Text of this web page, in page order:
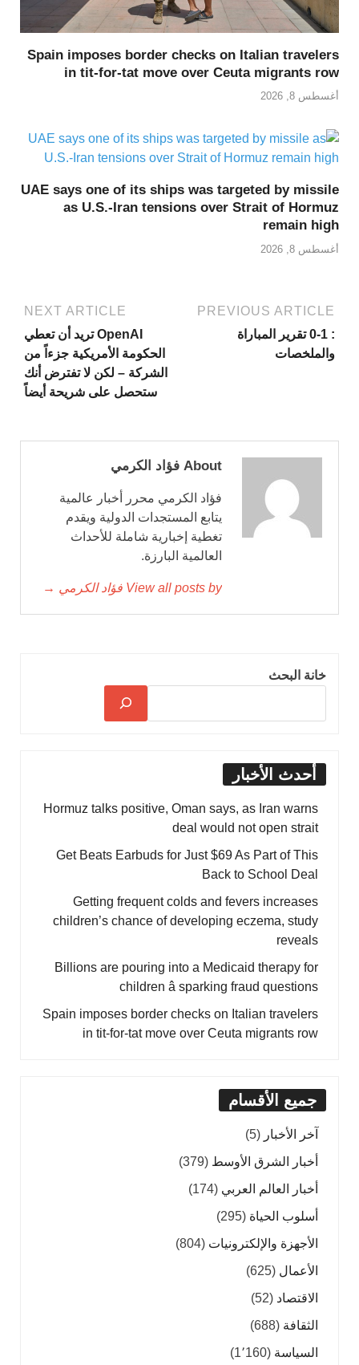
Spain imposes border checks on Italian travelers
in tit-for-tat move over Ceuta migrants row
أغسطس 8, 2026
UAE says one of its ships was targeted by missile
as U.S.-Iran tensions over Strait of Hormuz
remain high
أغسطس 8, 2026
PREVIOUS ARTICLE
: 0-1 تقرير المباراة
والملخصات
NEXT ARTICLE
OpenAI تريد أن تعطي
الحكومة الأمريكية جزءاً من
الشركة – لكن لا تفترض أنك
ستحصل على شريحة أيضاً
About فؤاد الكرمي
فؤاد الكرمي محرر أخبار عالمية
يتابع المستجدات الدولية ويقدم
تغطية إخبارية شاملة للأحداث
العالمية البارزة.
View all posts by فؤاد الكرمي →
خانة البحث
أحدث الأخبار
Hormuz talks positive, Oman says, as Iran warns
deal would not open strait
Get Beats Earbuds for Just $69 As Part of This
Back to School Deal
Getting frequent colds and fevers increases
children’s chance of developing eczema, study
reveals
Billions are pouring into a Medicaid therapy for
children â sparking fraud questions
Spain imposes border checks on Italian travelers
in tit-for-tat move over Ceuta migrants row
جميع الأقسام
آخر الأخبار (5)
أخبار الشرق الأوسط (379)
أخبار العالم العربي (174)
أسلوب الحياة (295)
الأجهزة والإلكترونيات (804)
الأعمال (625)
الاقتصاد (52)
الثقافة (688)
السياسة (1٬160)